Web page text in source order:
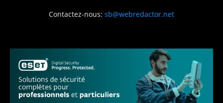
Contactez-nous: sb@webredactor.net